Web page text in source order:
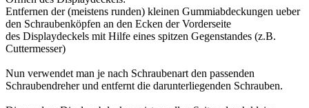
Entfernen der (meistens runden) kleinen Gummiabdeckungen ueber
den Schraubenköpfen an den Ecken der Vorderseite
des Displaydeckels mit Hilfe eines spitzen Gegenstandes (z.B.
Cuttermesser)
Nun verwendet man je nach Schraubenart den passenden
Schraubendreher und entfernt die darunterliegenden Schrauben.